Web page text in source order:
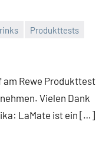
Produkttests
am Rewe Produkttest
Vielen Dank
LaMate ist ein […]